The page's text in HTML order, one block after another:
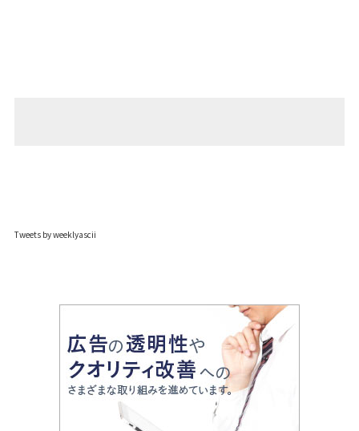
Tweets by weeklyascii